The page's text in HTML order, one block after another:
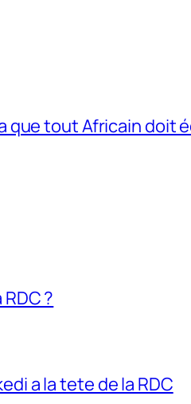
que tout Africain doit
?
a la tete de la RDC